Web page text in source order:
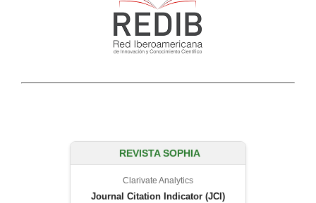
REVISTA SOPHIA
Clarivate Analytics
Journal Citation Indicator (JCI)